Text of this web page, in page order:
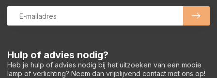
Hulp of advies nodig?
Heb je hulp of advies nodig bij het uitzoeken van een mooie
lamp of verlichting? Neem dan vrijblijvend contact met ons op!